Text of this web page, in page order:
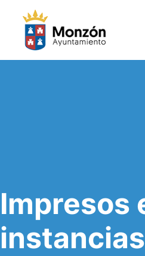
Impresos
instancias